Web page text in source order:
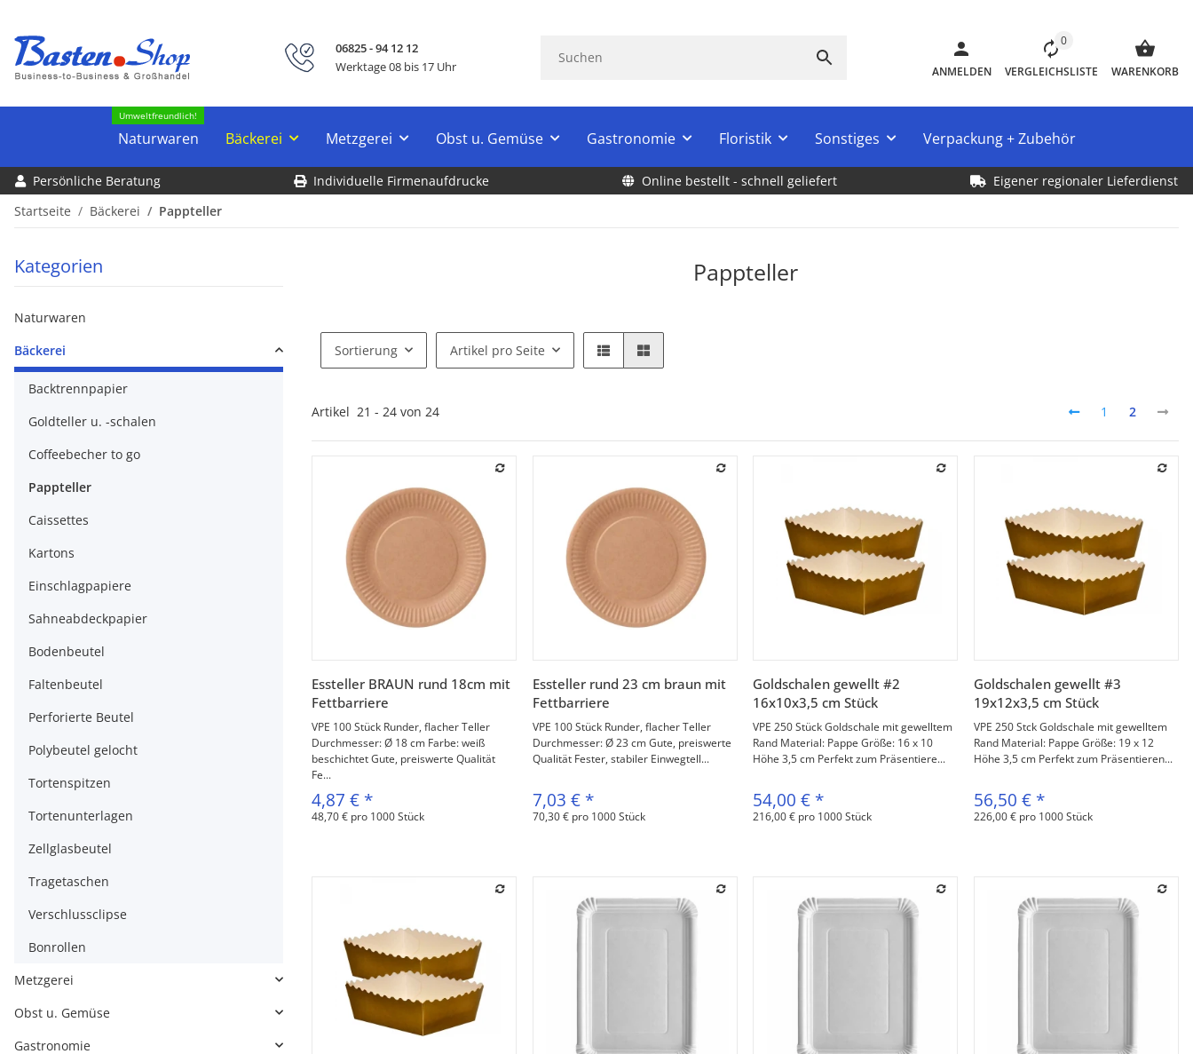
06825 - 94 12 12
Werktage 08 bis 17 Uhr
ANMELDEN
0
VERGLEICHSLISTE WARENKORB
Naturwaren
Umweltfreundlich!
Bäckerei Metzgerei Obst u. Gemüse Gastronomie Floristik Sonstiges Verpackung + Zubehör
Persönliche Beratung Individuelle Firmenaufdrucke Online bestellt - schnell geliefert
Eigener regionaler Lieferdienst
Startseite
Bäckerei Pappteller
Pappteller
Sortierung Artikel pro Seite
Artikel 21 - 24 von 24 1 2
Vorschau
Essteller BRAUN rund 18cm mit
Fettbarriere
VPE 100 Stück Runder, flacher Teller
Durchmesser: Ø 18 cm Farbe: weiß
beschichtet Gute, preiswerte Qualität
Fe...
4,87 € *
48,70 € pro 1000 Stück
Vorschau
Essteller rund 23 cm braun mit
Fettbarriere
VPE 100 Stück Runder, flacher Teller
Durchmesser: Ø 23 cm Gute, preiswerte
Qualität Fester, stabiler Einwegtell...
7,03 € *
70,30 € pro 1000 Stück
Vorschau
Goldschalen gewellt #2
16x10x3,5 cm Stück
VPE 250 Stück Goldschale mit gewelltem
Rand Material: Pappe Größe: 16 x 10
Höhe 3,5 cm Perfekt zum Präsentiere...
54,00 € *
216,00 € pro 1000 Stück
Vorschau
Goldschalen gewellt #3
19x12x3,5 cm Stück
VPE 250 Stck Goldschale mit gewelltem
Rand Material: Pappe Größe: 19 x 12
Höhe 3,5 cm Perfekt zum Präsentieren...
56,50 € *
226,00 € pro 1000 Stück
Kategorien
Naturwaren
Bäckerei
Backtrennpapier
Goldteller u. -schalen
Coffeebecher to go
Pappteller
Caissettes
Kartons
Einschlagpapiere
Sahneabdeckpapier
Bodenbeutel
Faltenbeutel
Perforierte Beutel
Polybeutel gelocht
Tortenspitzen
Tortenunterlagen
Zellglasbeutel
Tragetaschen
Verschlussclipse
Bonrollen
Metzgerei
Obst u. Gemüse
Gastronomie